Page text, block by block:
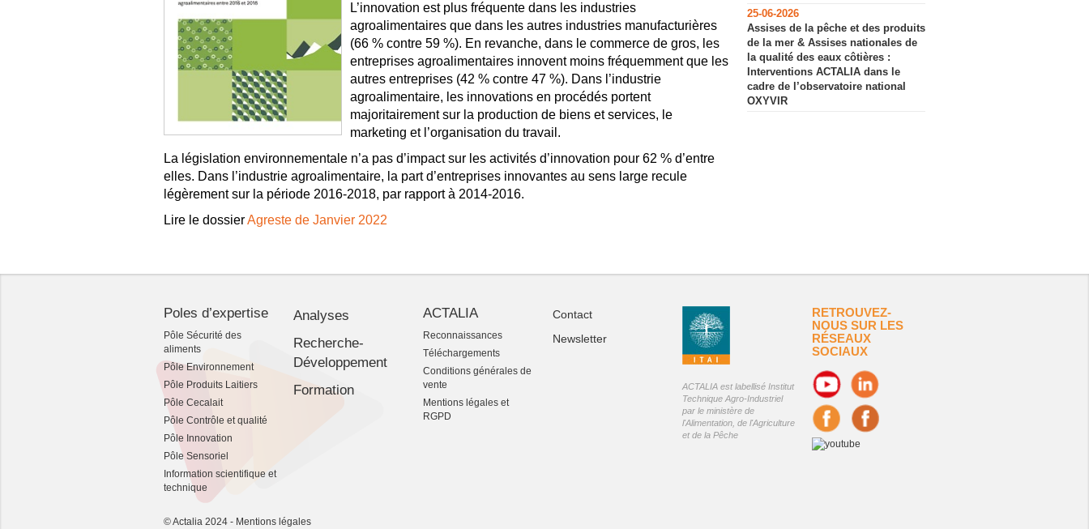
L’innovation est plus fréquente dans les industries
agroalimentaires que dans les autres industries manufacturières
(66 % contre 59 %). En revanche, dans le commerce de gros, les
entreprises agroalimentaires innovent moins fréquemment que les
autres entreprises (42 % contre 47 %). Dans l’industrie
agroalimentaire, les innovations en procédés portent
majoritairement sur la production de biens et services, le
marketing et l’organisation du travail.
La législation environnementale n’a pas d’impact sur les activités d’innovation pour 62 % d’entre
elles. Dans l’industrie agroalimentaire, la part d’entreprises innovantes au sens large recule
légèrement sur la période 2016-2018, par rapport à 2014-2016.
Lire le dossierAgreste de Janvier 2022
25-06-2026
Assises de la pêche et des produits
de la mer & Assises nationales de
la qualité des eaux côtières :
Interventions ACTALIA dans le
cadre de l’observatoire national
OXYVIR
Poles d’expertise
Pôle Sécurité des
aliments
Pôle Environnement
Pôle Produits Laitiers
Pôle Cecalait
Pôle Contrôle et qualité
Pôle Innovation
Pôle Sensoriel
Information scientifique et
technique
Analyses
Recherche-
Développement
Formation
ACTALIA
Reconnaissances
Téléchargements
Conditions générales de
vente
Mentions légales et
RGPD
Contact
Newsletter
ACTALIA est labellisé Institut
Technique Agro-Industriel
par le ministère de
l'Alimentation, de l'Agriculture
et de la Pêche
RETROUVEZ-
NOUS SUR LES
RÉSEAUX
SOCIAUX
© Actalia 2024 - Mentions légales